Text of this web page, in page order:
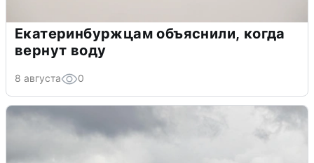
Екатеринбуржцам объяснили, когда
вернут воду
8 августа 0